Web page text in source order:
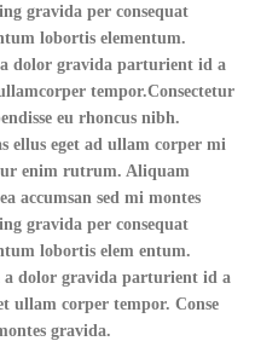
gravida per consequat
lobortis elementum.
dolor gravida parturient id a
tempor.Consectetur
eu rhoncus nibh.
ellus eget ad ullam corper mi
enim rutrum. Aliquam
accumsan sed mi montes
gravida per consequat
lobortis elem entum.
a dolor gravida parturient id a
ullam corper tempor. Conse
gravida.